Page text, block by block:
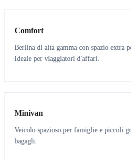
Comfort
Berlina di alta gamma con spazio extra
Ideale per viaggiatori d'affari.
6 5
Minivan
Veicolo spazioso per famiglie e piccoli
bagagli.